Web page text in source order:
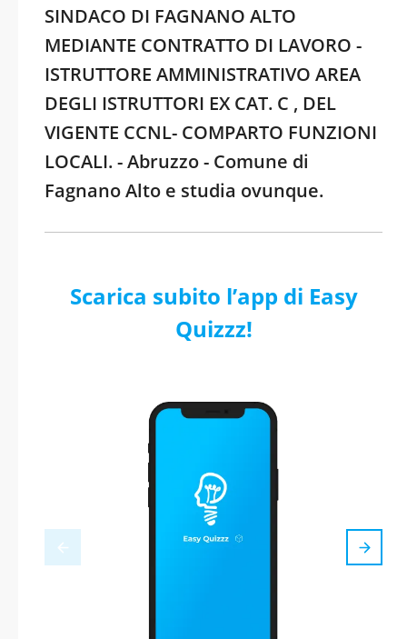
SINDACO DI FAGNANO ALTO
MEDIANTE CONTRATTO DI LAVORO -
ISTRUTTORE AMMINISTRATIVO AREA
DEGLI ISTRUTTORI EX CAT. C , DEL
VIGENTE CCNL- COMPARTO FUNZIONI
LOCALI. - Abruzzo - Comune di
Fagnano Alto e studia ovunque.
Scarica subito l’app di Easy
Quizzz!